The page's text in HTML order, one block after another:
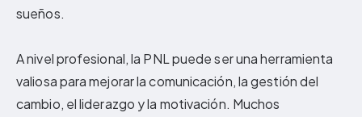
sueños.
A nivel profesional, la PNL puede ser una herramienta
valiosa para mejorar la comunicación, la gestión del
cambio, el liderazgo y la motivación. Muchos